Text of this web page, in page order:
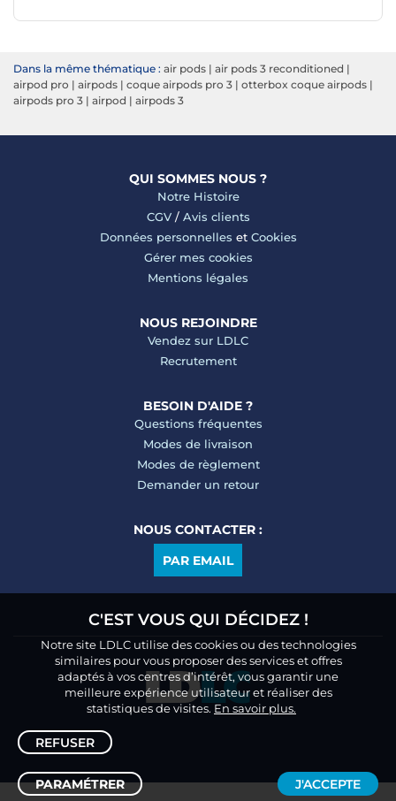
Dans la même thématique : air pods | air pods 3 reconditioned |
airpod pro | airpods | coque airpods pro 3 | otterbox coque airpods |
airpods pro 3 | airpod | airpods 3
QUI SOMMES NOUS ?
Notre Histoire
CGV/ Avis clients
Données personnelles et Cookies
Gérer mes cookies
Mentions légales
NOUS REJOINDRE
Vendez sur LDLC
Recrutement
BESOIN D'AIDE ?
Questions fréquentes
Modes de livraison
Modes de règlement
Demander un retour
NOUS CONTACTER :
PAR EMAIL
C'EST VOUS QUI DÉCIDEZ !
Notre site LDLC utilise des cookies ou des technologies
similaires pour vous proposer des services et offres
adaptés à vos centres d’intérêt, vous garantir une
meilleure expérience utilisateur et réaliser des
statistiques de visites. En savoir plus.
REFUSER
PARAMÉTRER J'ACCEPTE